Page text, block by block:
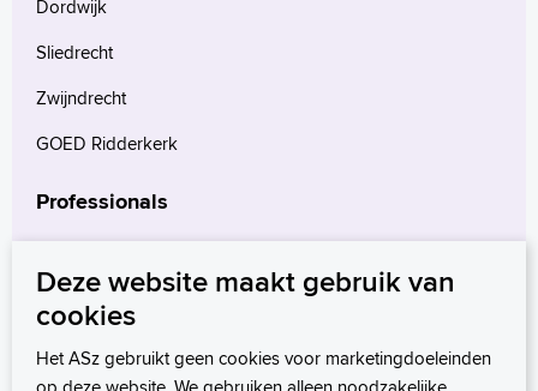
Dordwijk
Sliedrecht
Zwijndrecht
GOED Ridderkerk
Professionals
Verwijzers
Wetenschappelijk onderzoek
Deze website maakt gebruik van
cookies
Het ASz gebruikt geen cookies voor marketingdoeleinden